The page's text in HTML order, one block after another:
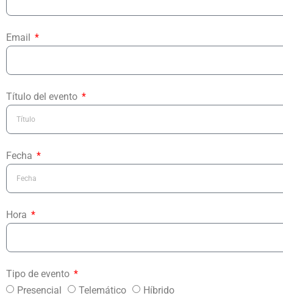
Email
Título del evento
Fecha
Hora
Tipo de evento
Presencial
Telemático Híbrido